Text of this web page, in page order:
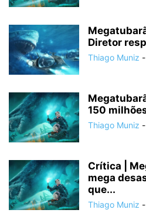
Diretor
Thiago Muniz -
150
Thiago Muniz -
Crítica |
mega
que...
Thiago Muniz -